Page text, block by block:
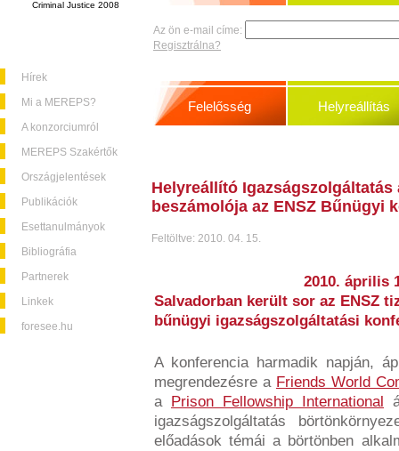
Criminal Justice 2008
Hírek
Mi a MEREPS?
A konzorciumról
MEREPS Szakértők
Országjelentések
Publikációk
Esettanulmányok
Bibliográfia
Partnerek
Linkek
foresee.hu
Az ön e-mail címe:
Regisztrálna?
Felelősség Helyreállítás
Helyreállító
beszámolója az ENSZ Bűnügyi
Feltöltve: 2010. 04. 15.
2010. április
Salvadorban került sor az ENSZ
bűnügyi igazságszolgáltatási
A konferencia harmadik napján,
megrendezésre a Friends World
a Prison Fellowship International
igazságszolgáltatás
előadások témái a börtönben